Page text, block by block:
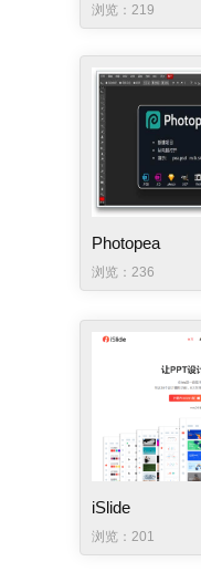
浏览：219
Photopea
浏览：236
iSlide
浏览：201